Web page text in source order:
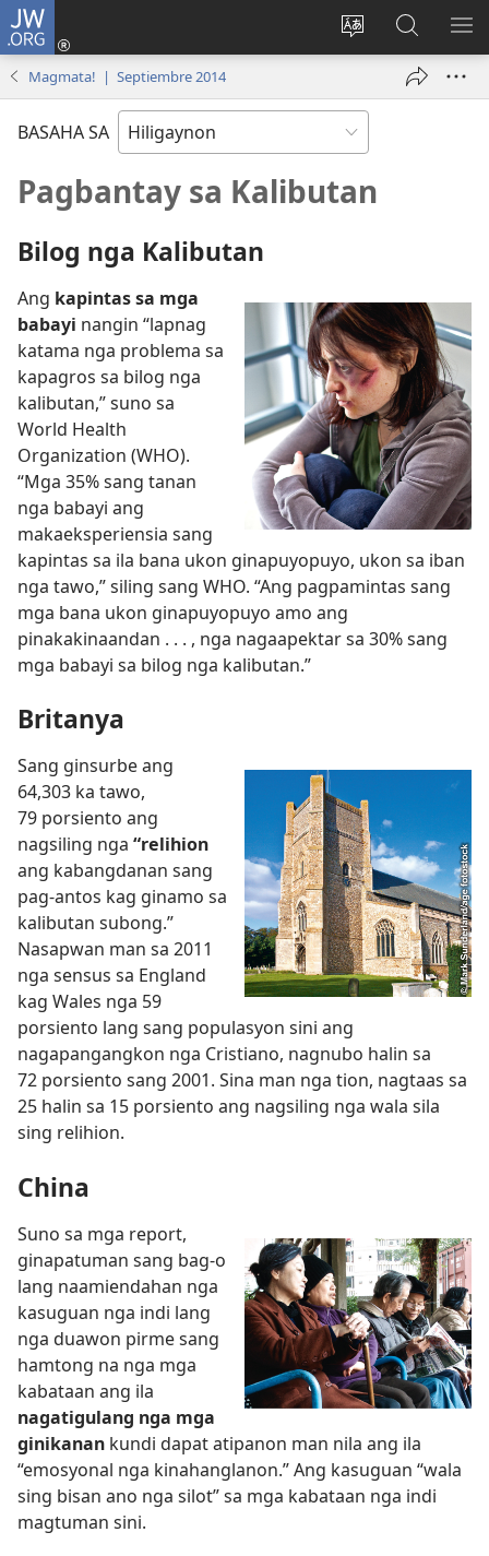
JW.ORG
Islan
lenguahe
sang
site
Mag-
log
new
Mangita
sa
JW.ORG
Magmata! | Septiembre 2014
BASAHA SA
Pagbantay sa Kalibutan
Bilog nga Kalibutan
Ang kapintas sa mga
babayi nangin “lapnag
katama nga problema sa
kapagros sa bilog nga
kalibutan,” suno sa
World Health
Organization (WHO).
“Mga 35% sang tanan
nga babayi ang
makaeksperiensia sang
kapintas sa ila bana ukon ginapuyopuyo, ukon sa iban
nga tawo,” siling sang WHO. “Ang pagpamintas sang
mga bana ukon ginapuyopuyo amo ang
pinakakinaandan . . . , nga nagaapektar sa 30% sang
mga babayi sa bilog nga kalibutan.”
Britanya
Sang ginsurbe ang
64,303 ka tawo,
79 porsiento ang
nagsiling nga “relihion
ang kabangdanan sang
pag-antos kag ginamo sa
kalibutan subong.”
Nasapwan man sa 2011
nga sensus sa England
kag Wales nga 59
porsiento lang sang populasyon sini ang
nagapangangkon nga Cristiano, nagnubo halin sa
72 porsiento sang 2001. Sina man nga tion, nagtaas sa
25 halin sa 15 porsiento ang nagsiling nga wala sila
sing relihion.
China
Suno sa mga report,
ginapatuman sang bag-o
lang naamiendahan nga
kasuguan nga indi lang
nga duawon pirme sang
hamtong na nga mga
kabataan ang ila
nagatigulang nga mga
ginikanan kundi dapat atipanon man nila ang ila
“emosyonal nga kinahanglanon.” Ang kasuguan “wala
sing bisan ano nga silot” sa mga kabataan nga indi
magtuman sini.